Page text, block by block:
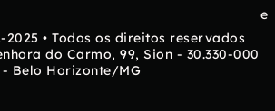
e
2025 • Todos os direitos reservados
do Carmo, 99, Sion - 30.330-000
- Belo Horizonte/MG